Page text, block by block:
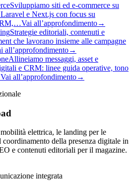
Sviluppiamo siti ed e-commerce su
e Next.js con focus su
Vai all’approfondimento→
Strategie editoriali, contenuti e
che lavorano insieme alle campagne
all’approfondimento→
Allineiamo messaggi, asset e
e CRM: linee guida operative, tono
Vai all’approfondimento→
elettrica, le landing per le
della presenza digitale in
e contenuti editoriali per il magazine.
integrata